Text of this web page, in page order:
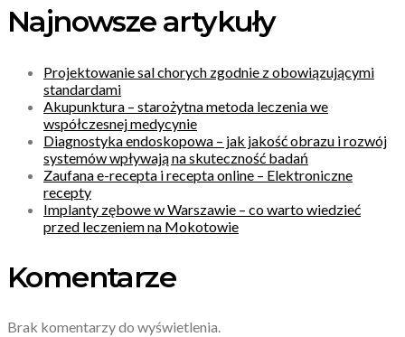
Najnowsze artykuły
Projektowanie sal chorych zgodnie z obowiązującymi
standardami
Akupunktura – starożytna metoda leczenia we
współczesnej medycynie
Diagnostyka endoskopowa – jak jakość obrazu i rozwój
systemów wpływają na skuteczność badań
Zaufana e-recepta i recepta online – Elektroniczne
recepty
Implanty zębowe w Warszawie – co warto wiedzieć
przed leczeniem na Mokotowie
Komentarze
Brak komentarzy do wyświetlenia.